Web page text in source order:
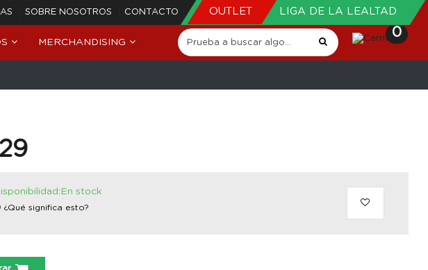
SOBRE NOSOTROS CONTACTO OUTLET LIGA DE LA LEALTAD
MERCHANDISING
0
stock
¿Qué significa esto?